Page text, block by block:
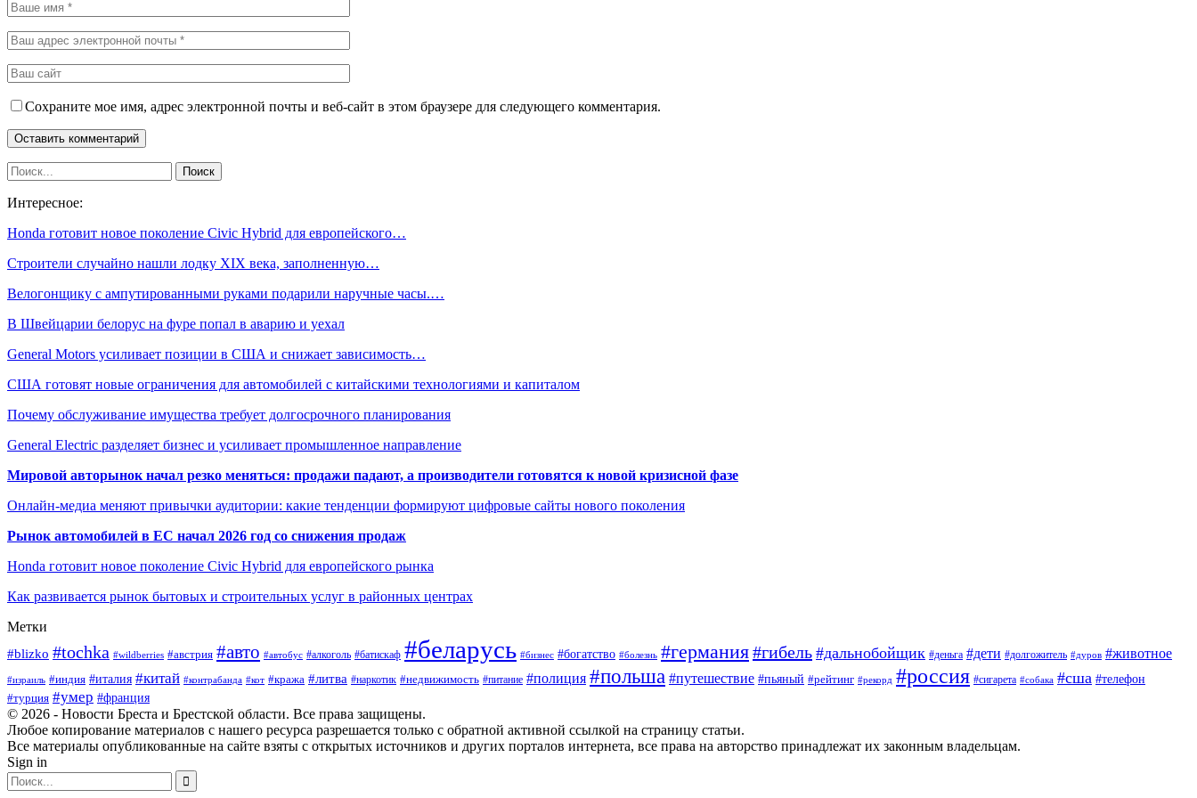
Сохраните мое имя, адрес электронной почты и веб-сайт в этом браузере для следующего комментария.
Интересное:
Honda готовит новое поколение Civic Hybrid для европейского…
Строители случайно нашли лодку XIX века, заполненную…
Велогонщику с ампутированными руками подарили наручные часы.…
В Швейцарии белорус на фуре попал в аварию и уехал
General Motors усиливает позиции в США и снижает зависимость…
США готовят новые ограничения для автомобилей с китайскими технологиями и капиталом
Почему обслуживание имущества требует долгосрочного планирования
General Electric разделяет бизнес и усиливает промышленное направление
Мировой авторынок начал резко меняться: продажи падают, а производители готовятся к новой кризисной фазе
Онлайн-медиа меняют привычки аудитории: какие тенденции формируют цифровые сайты нового поколения
Рынок автомобилей в ЕС начал 2026 год со снижения продаж
Honda готовит новое поколение Civic Hybrid для европейского рынка
Как развивается рынок бытовых и строительных услуг в районных центрах
Метки
#blizko #tochka #wildberries #австрия #авто #автобус #алкоголь #батискаф #беларусь #бизнес #богатство #болезнь #германия#гибель #дальнобойщик #деньга #дети #долгожитель #дуров #животное
#израиль #индия #италия #китай #контрабанда #кот #кража #литва #наркотик #недвижимость #питание #полиция #польша #путешествие #пьяный #рейтинг #рекорд #россия #сигарета #собака #сша #телефон
#турция #умер #франция
© 2026 - Новости Бреста и Брестской области. Все права защищены.
Любое копирование материалов с нашего ресурса разрешается только с обратной активной ссылкой на страницу статьи.
Все материалы опубликованные на сайте взяты с открытых источников и других порталов интернета, все права на авторство принадлежат их законным владельцам.
Sign in